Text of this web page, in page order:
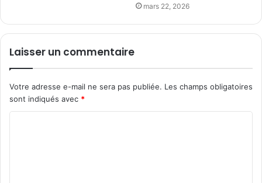
mars 22, 2026
Laisser un commentaire
Votre adresse e-mail ne sera pas publiée. Les champs obligatoires
sont indiqués avec *